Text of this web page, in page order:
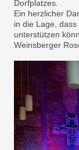
Dorfplatzes.
Ein herzlicher
in die Lage,
unterstützen
Weinsberger